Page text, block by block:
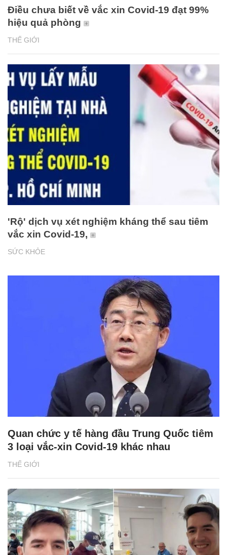
THẾ GIỚI
Điều chưa biết về vắc xin Covid-19 đạt 99%
hiệu quả phòng
SỨC KHỎE
'Rộ' dịch vụ xét nghiệm kháng thể sau tiêm
vắc xin Covid-19,
THẾ GIỚI
Quan chức y tế hàng đầu Trung Quốc tiêm
3 loại vắc-xin Covid-19 khác nhau